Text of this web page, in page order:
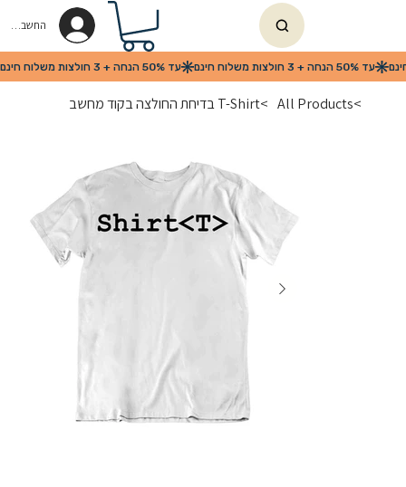
החשבון שלי
>
All Products
>T-Shirt בדיחת החולצה בקוד מחשב